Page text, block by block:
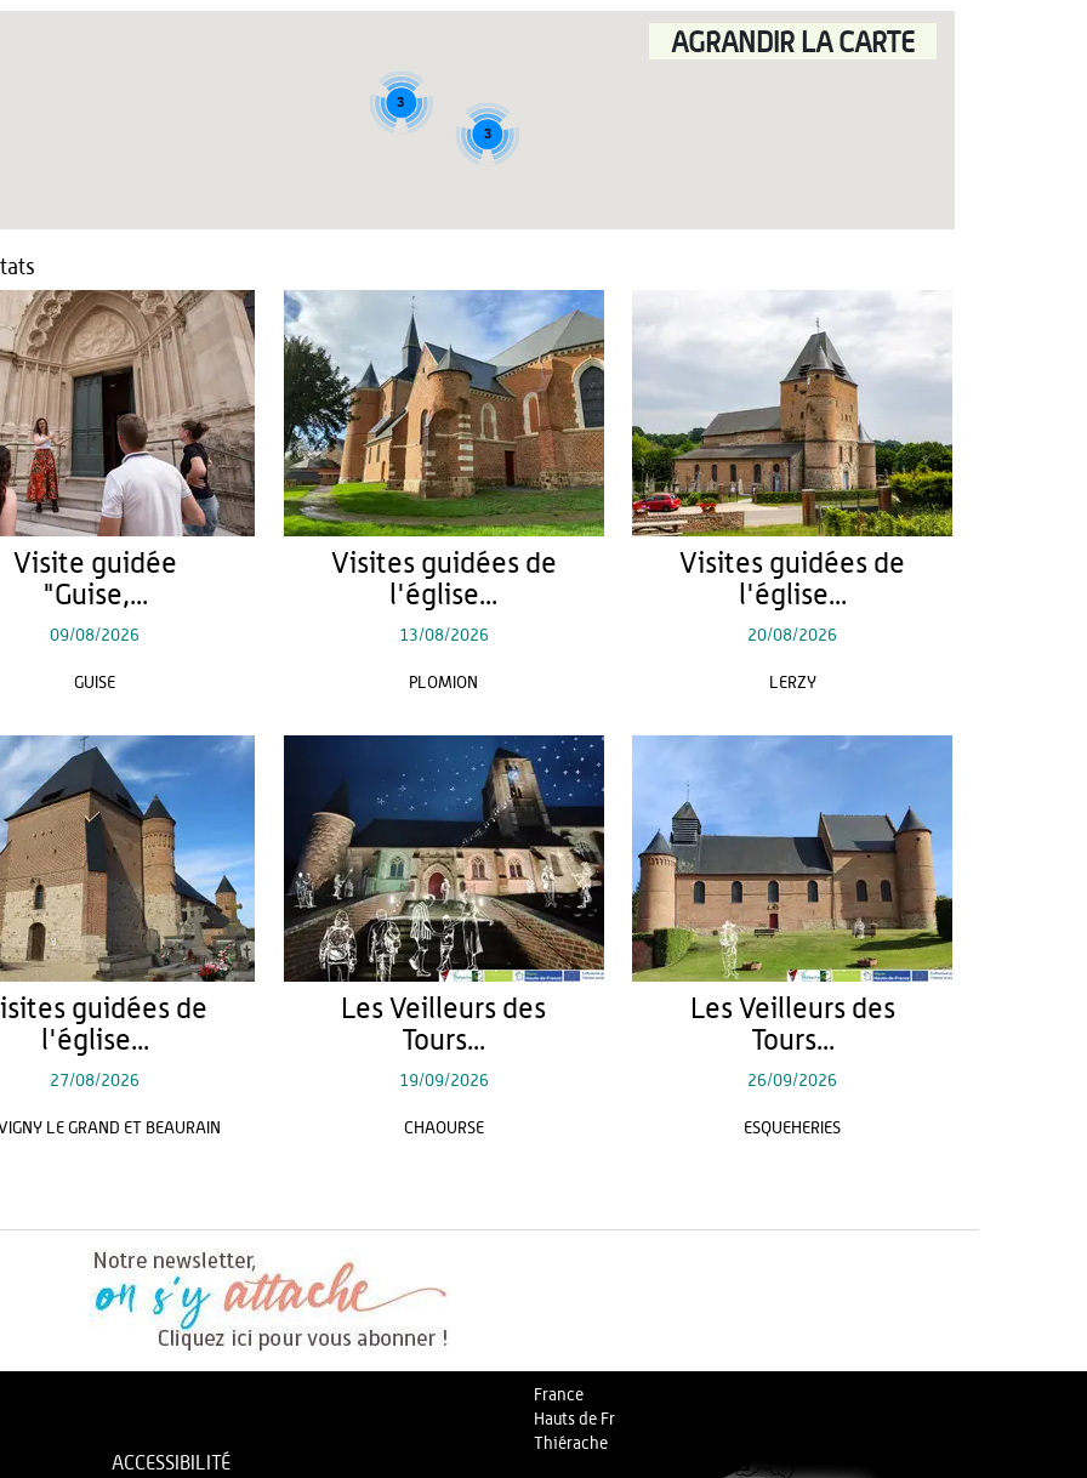
3
3
AGRANDIR LA CARTE
Visite guidée
"Guise,...
09/08/2026
GUISE
Visites guidées de
l'église...
13/08/2026
PLOMION
Visites guidées de
l'église...
20/08/2026
LERZY
guidées de
l'église...
27/08/2026
LE GRAND ET BEAURAIN
Les Veilleurs des
Tours...
19/09/2026
CHAOURSE
Les Veilleurs des
Tours...
26/09/2026
ESQUEHERIES
ACCESSIBILITÉ
France
Hauts de Fr
Thiérache